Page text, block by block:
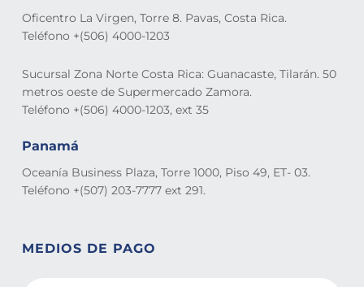
Oficentro La Virgen, Torre 8. Pavas, Costa Rica.
Teléfono +(506) 4000-1203
Sucursal Zona Norte Costa Rica: Guanacaste, Tilarán. 50
metros oeste de Supermercado Zamora.
Teléfono +(506) 4000-1203, ext 35
Panamá
Oceanía Business Plaza, Torre 1000, Piso 49, ET- 03.
Teléfono +(507) 203-7777 ext 291.
MEDIOS DE PAGO